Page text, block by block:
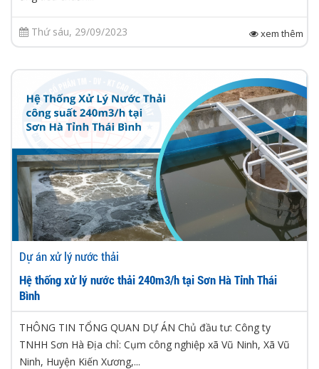
Thứ sáu, 29/09/2023 xem thêm
Dự án xử lý nước thải
Hệ thống xử lý nước thải 240m3/h tại Sơn Hà Tỉnh Thái
Bình
THÔNG TIN TỔNG QUAN DỰ ÁN Chủ đầu tư: Công ty
TNHH Sơn Hà Địa chỉ: Cụm công nghiệp xã Vũ Ninh, Xã Vũ
Ninh, Huyện Kiến Xương,...